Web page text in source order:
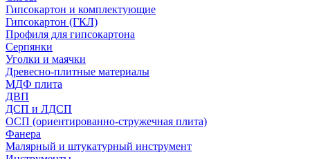
Гипсокартон и комплектующие
Гипсокартон (ГКЛ)
Профиля для гипсокартона
Серпянки
Уголки и маячки
Древесно-плитные материалы
МДФ плита
ДВП
ДСП и ЛДСП
ОСП (ориентированно-стружечная плита)
Фанера
Малярный и штукатурный инструмент